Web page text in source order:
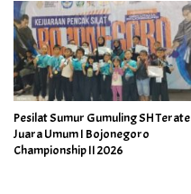
Pesilat Sumur Gumuling SH Terate
Juara Umum I Bojonegoro
Championship II 2026